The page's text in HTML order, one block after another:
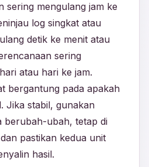
sering mengulang jam ke
log singkat atau
detik ke menit atau
sering
atau hari ke jam.
bergantung pada apakah
Jika stabil, gunakan
berubah-ubah, tetap di
pastikan kedua unit
hasil.